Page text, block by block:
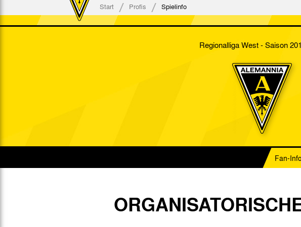
Stadionsprecher
Kontakt
Fanbeirat
Fan-Klubs
Ahnentafel
Start Profis Spielinfo
Regionalliga West - Saison
Fan-